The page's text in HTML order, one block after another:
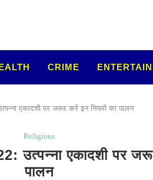
CRIME
एकादशी पर जरूर करें इन नियमों का पालन
Religious
उत्पन्ना एकादशी पर
पालन